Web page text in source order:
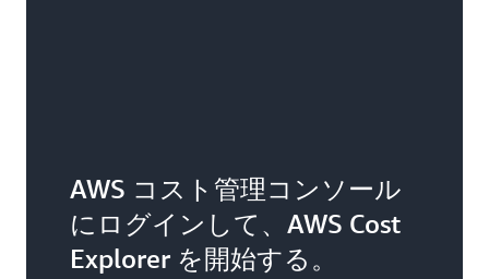
AWS コスト管理コンソール
にログインして、AWS Cost
Explorer を開始する。